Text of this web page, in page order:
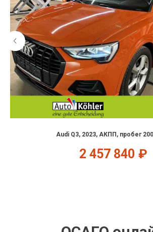
Audi Q3, 2023, АКПП, пробег
2 457 840 ₽